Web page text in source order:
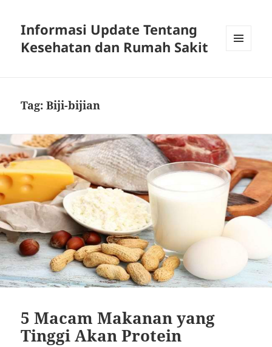
Informasi Update Tentang
Kesehatan dan Rumah Sakit
Tag:Biji-bijian
5 Macam Makanan yang
Tinggi Akan Protein